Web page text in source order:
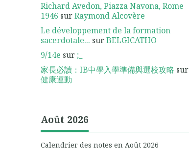
Richard Avedon, Piazza Navona, Rome
1946 surRaymond Alcovère
Le développement de la formation
sacerdotale... surBELGICATHO
9/14e sur ;_
家長必讀：IB中學入學準備與選校攻略 sur
健康運動
Août 2026
Calendrier des notes en Août 2026